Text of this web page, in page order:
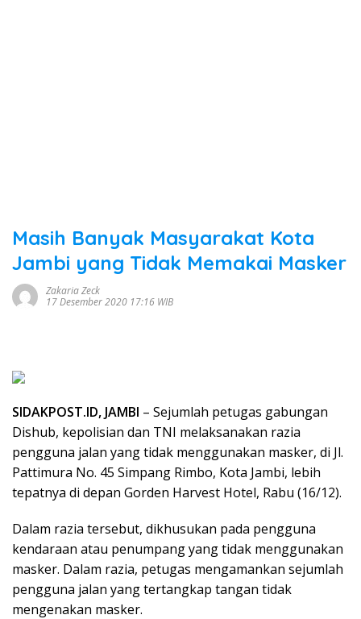
Masih Banyak Masyarakat Kota
Jambi yang Tidak Memakai Masker
Zakaria Zeck
17 Desember 2020 17:16 WIB
SIDAKPOST.ID, JAMBI – Sejumlah petugas gabungan
Dishub, kepolisian dan TNI melaksanakan razia
pengguna jalan yang tidak menggunakan masker, di Jl.
Pattimura No. 45 Simpang Rimbo, Kota Jambi, lebih
tepatnya di depan Gorden Harvest Hotel, Rabu (16/12).
Dalam razia tersebut, dikhusukan pada pengguna
kendaraan atau penumpang yang tidak menggunakan
masker. Dalam razia, petugas mengamankan sejumlah
pengguna jalan yang tertangkap tangan tidak
mengenakan masker.